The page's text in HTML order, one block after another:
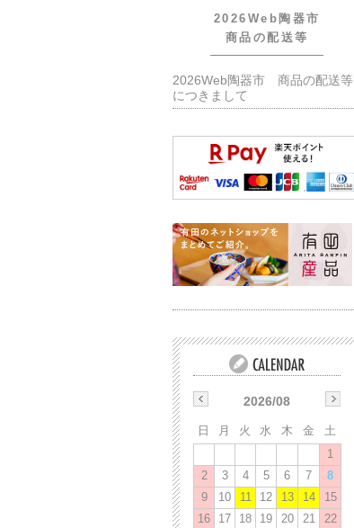
2026Web陶器市
商品の配送等
2026Web陶器市 商品の配送等
につきまして
2026/08
日 月 火 水 木 金
土
1
2
3 4 5 6 7
8
9
10 11 12 13 14
15
16
17 18 19 20 21 22